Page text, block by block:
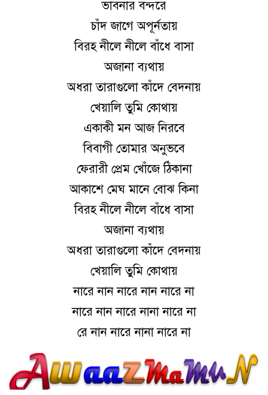
ভাবনার বন্দরে
চাঁদ জাগে অপূর্নতায়
বিরহ নীলে নীলে বাঁধে বাসা
অজানা ব্যথায়
অধরা তারাগুলো কাঁদে বেদনায়
খেয়ালি তুমি কোথায়
একাকী মন আজ নিরবে
বিবাগী তোমার অনুভবে
ফেরারী প্রেম খোঁজে ঠিকানা
আকাশে মেঘ মানে বোঝ কিনা
বিরহ নীলে নীলে বাঁধে বাসা
অজানা ব্যথায়
অধরা তারাগুলো কাঁদে বেদনায়
খেয়ালি তুমি কোথায়
নারে নান নারে নান নারে না
নারে নান নারে নানা নারে না
রে নান নারে নানা নারে না